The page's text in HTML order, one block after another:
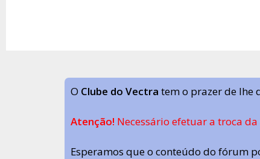
O Clube do Vectra tem o prazer de lhe
Atenção! Necessário efetuar a troca
Esperamos que o conteúdo do fórum